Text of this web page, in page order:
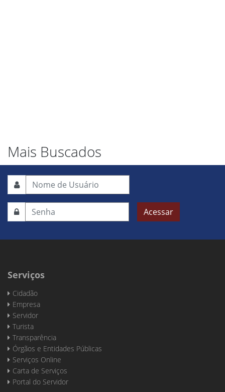
Mais Buscados
Acessar
Serviços
Cidadão
Empresa
Servidor
Turista
Transparência
Órgãos e Entidades Públicas
Serviços Online
Carta de Serviços
Portal do Servidor